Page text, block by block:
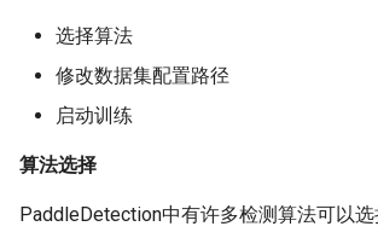
选择算法
修改数据集配置路径
启动训练
算法选择
PaddleDetection中有许多检测算法可以